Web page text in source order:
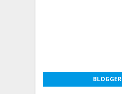
BLOGGER